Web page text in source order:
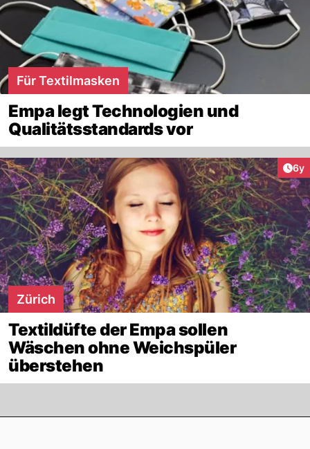
Für Textilmasken
Empa legt Technologien und
Qualitätsstandards vor
6y
Zürich
Textildüfte der Empa sollen
Wäschen ohne Weichspüler
überstehen